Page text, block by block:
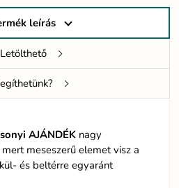
leírás
Letölthető
AJÁNDÉK nagy
meseszerű elemet visz a
és beltérre egyaránt